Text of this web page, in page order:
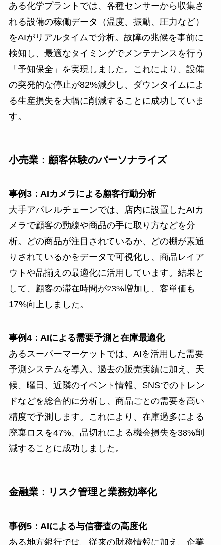
ある化学プラントでは、各種センサーから収集さ
れる設備の稼働データ（温度、振動、圧力など）
をAIがリアルタイムで分析。故障の兆候を事前に
検知し、最適なタイミングでメンテナンスを行う
「予知保全」を実現しました。これにより、設備
の突発的な停止が82%減少し、ダウンタイムによ
る生産損失を大幅に削減することに成功していま
す。
小売業：顧客体験のパーソナライズ
事例3：AIカメラによる顧客行動分析
大手アパレルチェーンでは、店内に設置したAIカ
メラで顧客の動線や商品の手に取り方などを分
析。どの商品が注目されているか、どの棚が素通
りされているかをデータで可視化し、商品レイア
ウトや品揃えの最適化に活用しています。結果と
して、顧客の滞在時間が23%増加し、客単価も
17%向上しました。
事例4：AIによる需要予測と在庫最適化
あるスーパーマーケットでは、AIを活用した需要
予測システムを導入。過去の販売実績に加え、天
候、曜日、近隣のイベント情報、SNSでのトレン
ドなどを総合的に分析し、商品ごとの需要を高い
精度で予測します。これにより、在庫過多による
廃棄ロスを47%、品切れによる機会損失を38%削
減することに成功しました。
金融業：リスク管理と業務効率化
事例5：AIによる与信審査の高度化
ある地方銀行では、従来の財務情報に加え、企業